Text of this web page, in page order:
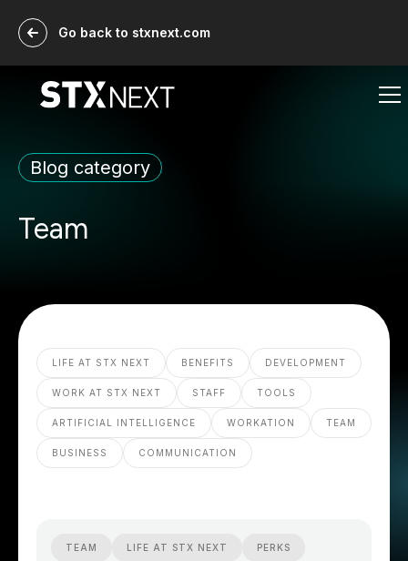
Go back to stxnext.com
Blog category
Team
LIFE AT STX NEXT BENEFITS DEVELOPMENT
WORK AT STX NEXT STAFF TOOLS
ARTIFICIAL INTELLIGENCE WORKATION TEAM
BUSINESS COMMUNICATION
TEAM LIFE AT STX NEXT PERKS